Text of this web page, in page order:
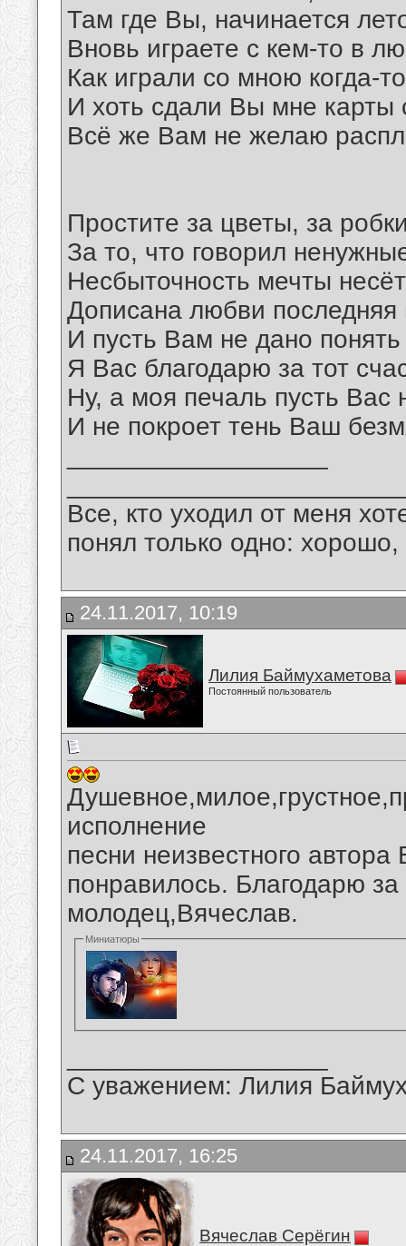
Там где Вы, начинается
Вновь играете с кем-то в
Как играли со мною когда-
И хоть сдали Вы мне карты
Всё же Вам не желаю
Простите за цветы, за
За то, что говорил
Несбыточность мечты
Дописана любви последняя
И пусть Вам не дано
Я Вас благодарю за тот
Ну, а моя печаль пусть Вас
И не покроет тень Ваш
Все, кто уходил от меня
понял только одно:
24.11.2017, 10:19
Лилия Баймухаметова
Постоянный пользователь
исполнение
песни неизвестного
понравилось. Благодарю
молодец,Вячеслав.
Миниатюры
С уважением: Лилия
24.11.2017, 16:25
Вячеслав Серёгин